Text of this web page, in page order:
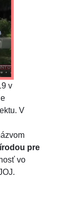
v
V
pre
vo